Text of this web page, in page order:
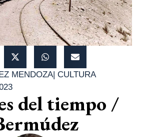
MENDOZA| CULTURA
del tiempo /